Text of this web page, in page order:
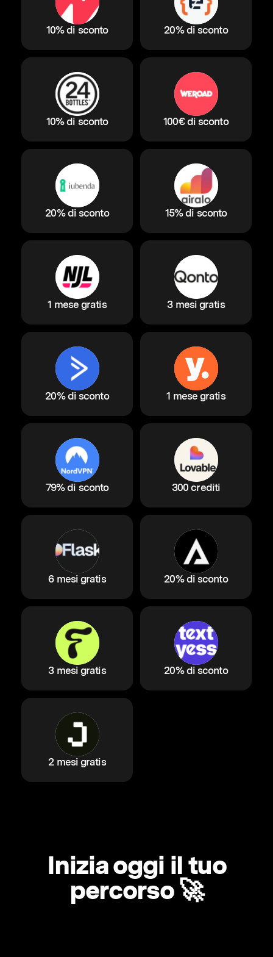
10% di sconto 20% di sconto
10% di sconto 100€ di sconto
20% di sconto 15% di sconto
1 mese gratis 3 mesi gratis
20% di sconto 1 mese gratis
79% di sconto 300 crediti
6 mesi gratis 20% di sconto
3 mesi gratis 20% di sconto
2 mesi gratis
Inizia oggi il tuo
percorso 🚀